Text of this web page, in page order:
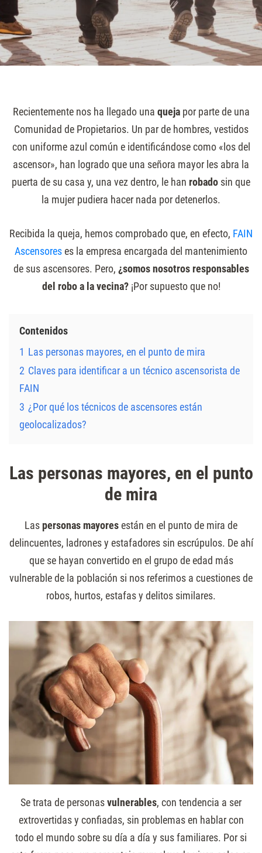
Recientemente nos ha llegado una quejapor parte de una
Comunidad de Propietarios. Un par de hombres, vestidos
con uniforme azul común e identificándose como «los del
ascensor», han logrado que una señora mayor les abra la
puerta de su casa y, una vez dentro, le han robado sin que
la mujer pudiera hacer nada por detenerlos.
Recibida la queja, hemos comprobado que, en efecto, FAIN
Ascensoreses la empresa encargada del mantenimiento
de sus ascensores. Pero, ¿somos nosotros responsables
del robo a la vecina?¡Por supuesto que no!
Contenidos
1 Las personas mayores, en el punto de mira
2 Claves para identificar a un técnico ascensorista de
FAIN
3 ¿Por qué los técnicos de ascensores están
geolocalizados?
Las personas mayores, en el punto
de mira
Las personas mayoresestán en el punto de mira de
delincuentes, ladrones y estafadores sin escrúpulos. De ahí
que se hayan convertido en el grupo de edad más
vulnerable de la población si nos referimos a cuestiones de
robos, hurtos, estafas y delitos similares.
Se trata de personasvulnerables, con tendencia a ser
extrovertidas y confiadas, sin problemas en hablar con
todo el mundo sobre su día a día y sus familiares. Por si